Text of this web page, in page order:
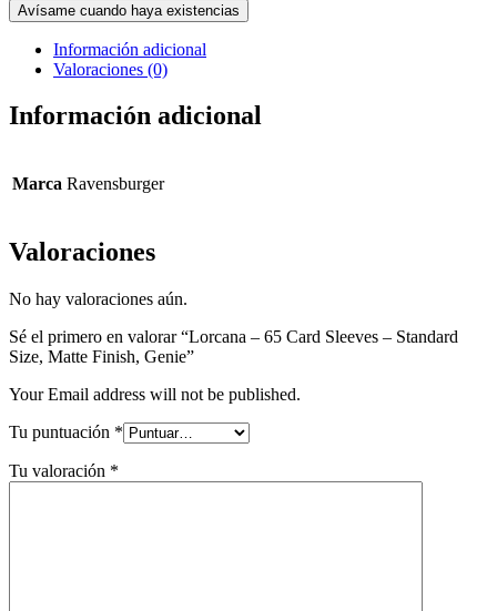
Avísame cuando haya existencias
Información adicional
Valoraciones (0)
Información adicional
Marca Ravensburger
Valoraciones
No hay valoraciones aún.
Sé el primero en valorar “Lorcana – 65 Card Sleeves – Standard
Size, Matte Finish, Genie”
Your Email address will not be published.
Tu puntuación *
Tu valoración *